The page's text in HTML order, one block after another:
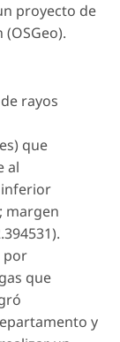
proyecto de
rayos
que
al
margen
por
que
y